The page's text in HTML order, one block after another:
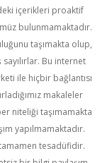
içerikleri proaktif
bulunmamaktadır.
taşımakta olup,
Bu internet
ile hiçbir bağlantısı
makaleler
niteliği taşımamakta
yapılmamaktadır.
tesadüfidir.